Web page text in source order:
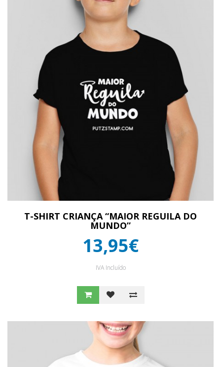
T-SHIRT CRIANÇA “MAIOR REGUILA DO
MUNDO”
13,95€
IVA Incluído